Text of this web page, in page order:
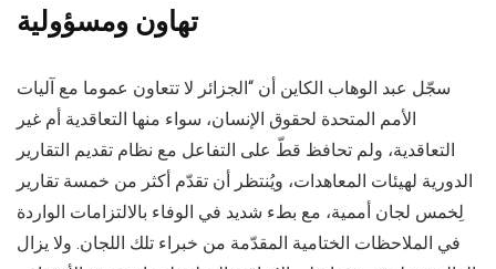
تهاون ومسؤولية
سجّل عبد الوهاب الكاين أن “الجزائر لا تتعاون عموما مع آليات
الأمم المتحدة لحقوق الإنسان، سواء منها التعاقدية أم غير
التعاقدية، ولم تحافظ قطّ على التفاعل مع نظام تقديم التقارير
الدورية لهيئات المعاهدات، ويُنتظر أن تقدّم أكثر من خمسة تقارير
لِخمس لجان أممية، مع بطء شديد في الوفاء بالالتزامات الواردة
في الملاحظات الختامية المقدّمة من خبراء تلك اللجان. ولا يزال